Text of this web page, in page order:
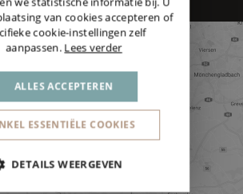
van cookies accepteren of
cookie-instellingen zelf
aanpassen. Lees verder
ALLES ACCEPTEREN
ESSENTIËLE COOKIES
DETAILS WEERGEVEN